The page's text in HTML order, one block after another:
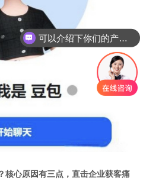
核心原因有三点，直击企业获客痛
可以介绍下你们的产品么